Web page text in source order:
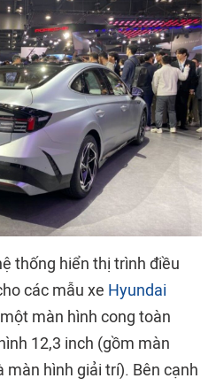
thống hiển thị trình điều
các mẫu xe Hyundai
màn hình cong toàn
12,3 inch (gồm màn
màn hình giải trí). Bên cạnh